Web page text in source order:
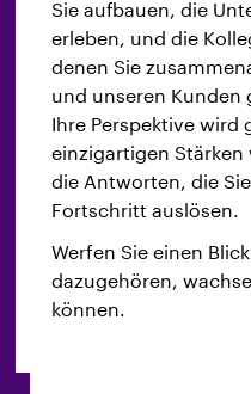
Sie aufbauen, die
erleben, und die
denen Sie
und unseren Kunden
Ihre Perspektive wird
einzigartigen Stärken
die Antworten, die
Fortschritt auslösen.
Werfen Sie einen
dazugehören,
können.
Flexibles
Hier können Sie